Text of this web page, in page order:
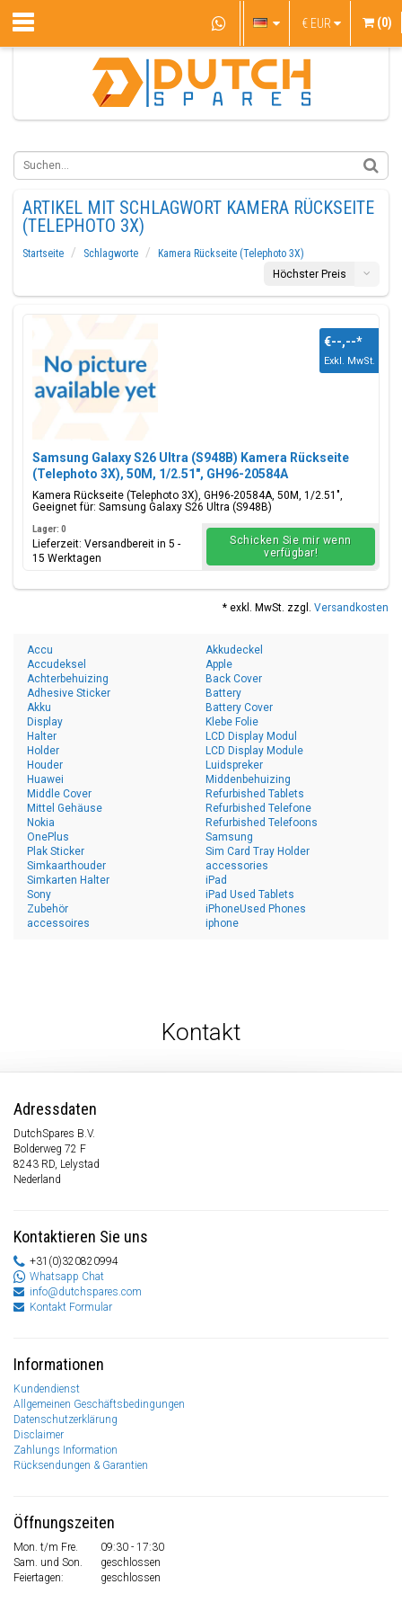
€ EUR (0)
ARTIKEL MIT SCHLAGWORT KAMERA RÜCKSEITE
(TELEPHOTO 3X)
Startseite Schlagworte
Kamera Rückseite (Telephoto 3X)
Höchster Preis
Samsung Galaxy S26 Ultra (S948B) Kamera Rückseite
(Telephoto 3X), 50M, 1/2.51", GH96-20584A
Kamera Rückseite (Telephoto 3X), GH96-20584A, 50M, 1/2.51",
Geeignet für: Samsung Galaxy S26 Ultra (S948B)
€--,--*
Exkl. MwSt.
Lager: 0
Lieferzeit: Versandbereit in 5 -
15 Werktagen
Schicken Sie mir wenn
verfügbar!
* exkl. MwSt. zzgl. Versandkosten
Accu
Accudeksel
Achterbehuizing
Adhesive Sticker
Akku
Akkudeckel
Apple
Back Cover
Battery
Battery Cover
Display
Halter
Holder
Houder
Huawei
Klebe Folie
LCD Display Modul
LCD Display Module
Luidspreker
Middenbehuizing
Middle Cover
Mittel Gehäuse
Nokia
OnePlus
Plak Sticker
Refurbished Tablets
Refurbished Telefone
Refurbished Telefoons
Samsung
Sim Card Tray Holder
Simkaarthouder
Simkarten Halter
Sony
Zubehör
accessoires
accessories
iPad
iPad Used Tablets
iPhoneUsed Phones
iphone
Kontakt
Adressdaten
DutchSpares B.V.
Bolderweg 72 F
8243 RD, Lelystad
Nederland
Kontaktieren Sie uns
+31(0)320820994
Whatsapp Chat
info@dutchspares.com
Kontakt Formular
Informationen
Kundendienst
Allgemeinen Geschäftsbedingungen
Datenschutzerklärung
Disclaimer
Zahlungs Information
Rücksendungen & Garantien
Öffnungszeiten
Mon. t/m Fre.
09:30 - 17:30
Sam. und Son.
geschlossen
Feiertagen:
geschlossen